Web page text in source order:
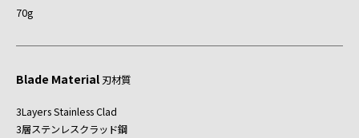
70g
Blade Material 刃材質
3Layers Stainless Clad
3層ステンレスクラッド鋼